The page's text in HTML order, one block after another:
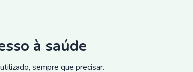
à saúde
sempre que precisar.